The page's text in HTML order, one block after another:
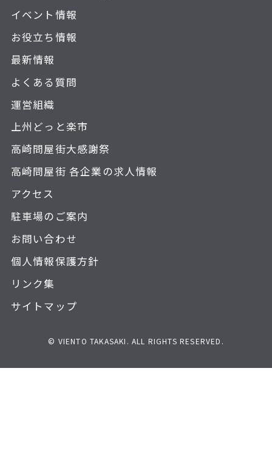
イベント情報
お役立ち情報
最新情報
よくある質問
運営組織
上州どっと楽市
高崎問屋街大感謝祭
高崎問屋街 各企業の求人情報
アクセス
駐車場のご案内
お問い合わせ
個人情報保護方針
リンク集
サイトマップ
© VIENTO TAKASAKI. ALL RIGHTS RESERVED.